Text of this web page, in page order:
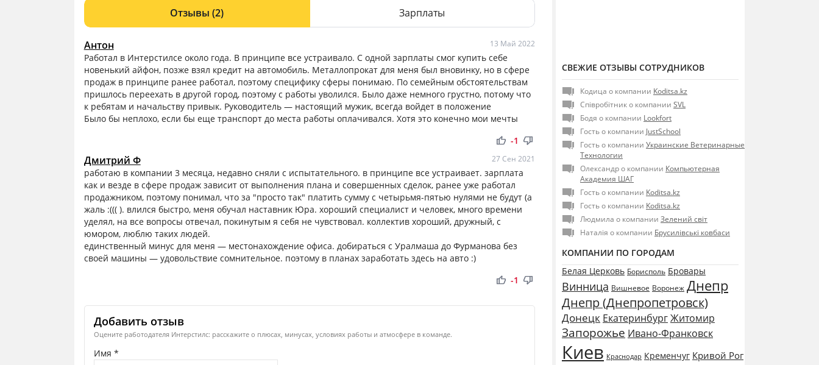
Отзывы(2) Зарплаты
Антон 13 Май 2022
Работал в Интерстилсе около года. В принципе все устраивало. С одной зарплаты смог купить себе
новенький айфон, позже взял кредит на автомобиль. Металлопрокат для меня был вновинку, но в сфере
продаж в принципе ранее работал, поэтому специфику сферы понимаю. По семейным обстоятельствам
пришлось переехать в другой город, поэтому с работы уволился. Было даже немного грустно, потому что
к ребятам и начальству привык. Руководитель — настоящий мужик, всегда войдет в положение
Было бы неплохо, если бы еще транспорт до места работы оплачивался. Хотя это конечно мои мечты
thumb_up thumb_down
-1
Дмитрий Ф 27 Сен 2021
работаю в компании 3 месяца, недавно сняли с испытательного. в принципе все устраивает. зарплата
как и везде в сфере продаж зависит от выполнения плана и совершенных сделок, ранее уже работал
продажником, поэтому понимал, что за "просто так" платить сумму с четырьмя-пятью нулями не будут (а
жаль :((( ). влился быстро, меня обучал наставник Юра. хороший специалист и человек, много времени
уделял, на все вопросы отвечал, покинутым я себя не чувствовал. коллектив хороший, дружный, с
юмором, люблю таких людей.
единственный минус для меня — местонахождение офиса. добираться с Уралмаша до Фурманова без
своей машины — удовольствие сомнительное. поэтому в планах заработать здесь на авто :)
thumb_up thumb_down
-1
Добавить отзыв
Оцените работодателя Интерстилс: расскажите о плюсах, минусах, условиях работы и атмосфере в команде.
Имя *
СВЕЖИЕ ОТЗЫВЫ СОТРУДНИКОВ
Кодица о компании Koditsa.kz
Співробітник о компании SVL
Бодя о компании Lookfort
Гость о компании JustSchool
Гость о компании Украинские Ветеринарные
Технологии
Олександр о компании Компьютерная
Академия ШАГ
Гость о компании Koditsa.kz
Гость о компании Koditsa.kz
Людмила о компании Зелений світ
Наталія о компании Брусилівські ковбаси
КОМПАНИИ ПО ГОРОДАМ
Белая Церковь Борисполь Бровары
Винница Вишневое Воронеж Днепр
Днепр (Днепропетровск)
Донецк ЕкатеринбургЖитомир
Запорожье Ивано-Франковск
Киев Краснодар Кременчуг Кривой Рог